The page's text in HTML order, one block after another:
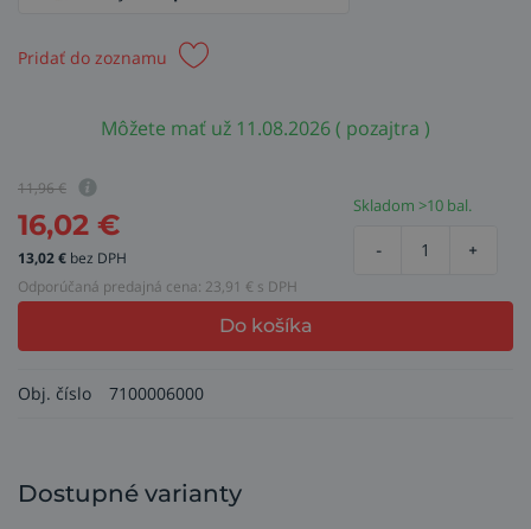
Pridať do zoznamu
Môžete mať už 11.08.2026 ( pozajtra )
11,96€
16,02 €
13,02€ bez DPH
Odporúčaná predajná cena: 23,91 € s DPH
Skladom >10 bal.
- +
Do košíka
Obj. číslo 7100006000
Dostupné varianty